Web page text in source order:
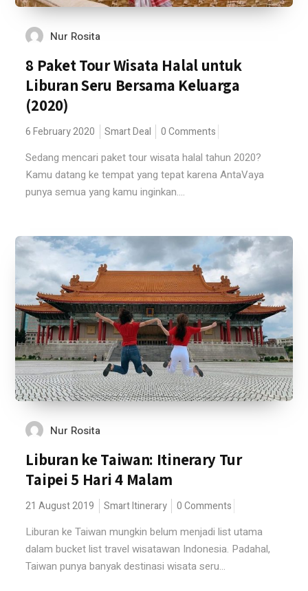
Nur Rosita
8 Paket Tour Wisata Halal untuk
Liburan Seru Bersama Keluarga
(2020)
6 February 2020 Smart Deal 0 Comments
Sedang mencari paket tour wisata halal tahun 2020?
Kamu datang ke tempat yang tepat karena AntaVaya
punya semua yang kamu inginkan....
Nur Rosita
Liburan ke Taiwan: Itinerary Tur
Taipei 5 Hari 4 Malam
21 August 2019 Smart Itinerary 0 Comments
Liburan ke Taiwan mungkin belum menjadi list utama
dalam bucket list travel wisatawan Indonesia. Padahal,
Taiwan punya banyak destinasi wisata seru...